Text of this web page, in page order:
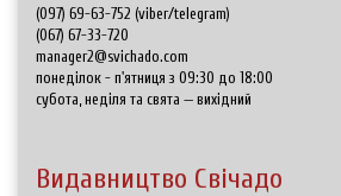
(097) 69-63-752 (viber/telegram)
(067) 67-33-720
manager2@svichado.com
понеділок - п'ятниця з 09:30 до 18:00
субота, неділя та свята — вихідний
Видавництво Свічадо